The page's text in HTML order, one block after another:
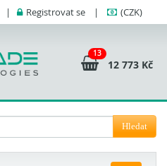
| Registrovat se | (CZK)
13
12 773 Kč
Hledat